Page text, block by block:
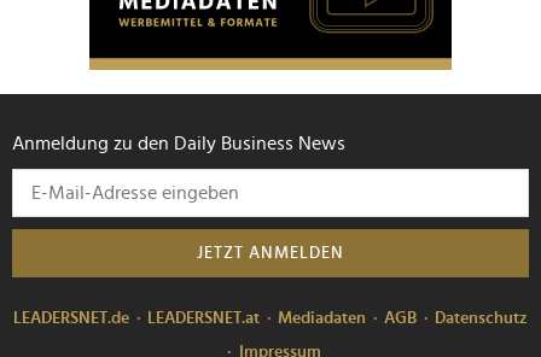
Anmeldung zu den Daily Business News
JETZT ANMELDEN
LEADERSNET.de LEADERSNET.at Mediadaten AGB
Datenschutz
Impressum